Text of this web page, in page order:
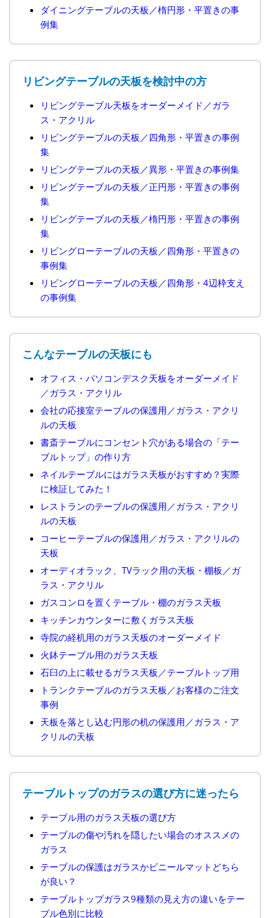
ダイニングテーブルの天板／楕円形・平置きの事
例集
リビングテーブルの天板を検討中の方
リビングテーブル天板をオーダーメイド／ガラ
ス・アクリル
リビングテーブルの天板／四角形・平置きの事例
集
リビングテーブルの天板／異形・平置きの事例集
リビングテーブルの天板／正円形・平置きの事例
集
リビングテーブルの天板／楕円形・平置きの事例
集
リビングローテーブルの天板／四角形・平置きの
事例集
リビングローテーブルの天板／四角形・4辺枠支え
の事例集
こんなテーブルの天板にも
オフィス・パソコンデスク天板をオーダーメイド
／ガラス・アクリル
会社の応接室テーブルの保護用／ガラス・アクリ
ルの天板
書斎テーブルにコンセント穴がある場合の「テー
ブルトップ」の作り方
ネイルテーブルにはガラス天板がおすすめ？実際
に検証してみた！
レストランのテーブルの保護用／ガラス・アクリ
ルの天板
コーヒーテーブルの保護用／ガラス・アクリルの
天板
オーディオラック、TVラック用の天板・棚板／ガ
ラス・アクリル
ガスコンロを置くテーブル・棚のガラス天板
キッチンカウンターに敷くガラス天板
寺院の経机用のガラス天板のオーダーメイド
火鉢テーブル用のガラス天板
石臼の上に載せるガラス天板／テーブルトップ用
トランクテーブルのガラス天板／お客様のご注文
事例
天板を落とし込む円形の机の保護用／ガラス・ア
クリルの天板
テーブルトップのガラスの選び方に迷ったら
テーブル用のガラス天板の選び方
テーブルの傷や汚れを隠したい場合のオススメの
ガラス
テーブルの保護はガラスかビニールマットどちら
が良い？
テーブルトップガラス9種類の見え方の違いをテー
ブル色別に比較